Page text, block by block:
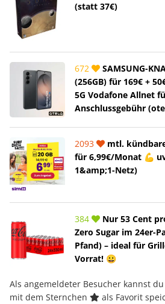
(statt 37€)
672
SAMSUNG-
(256GB) für 169€ +
5G Vodafone Allnet
Anschlussgebühr
2093
mtl.
für 6,99€/Monat 💪
1&amp;1-Netz)
384
Nur 53 Cent
Zero Sugar im 24er-
Pfand) – ideal für
Vorrat! 😀
Als angemeldeter Besucher kannst
mit dem Sternchen
als Favorit